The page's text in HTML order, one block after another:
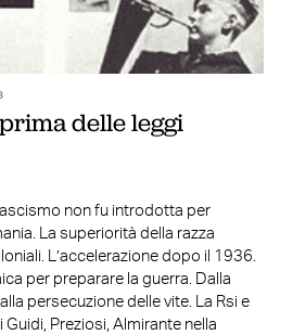
delle leggi
non fu introdotta per
La superiorità della razza
L’accelerazione dopo il 1936.
per preparare la guerra. Dalla
persecuzione delle vite. La Rsi e
Preziosi, Almirante nella